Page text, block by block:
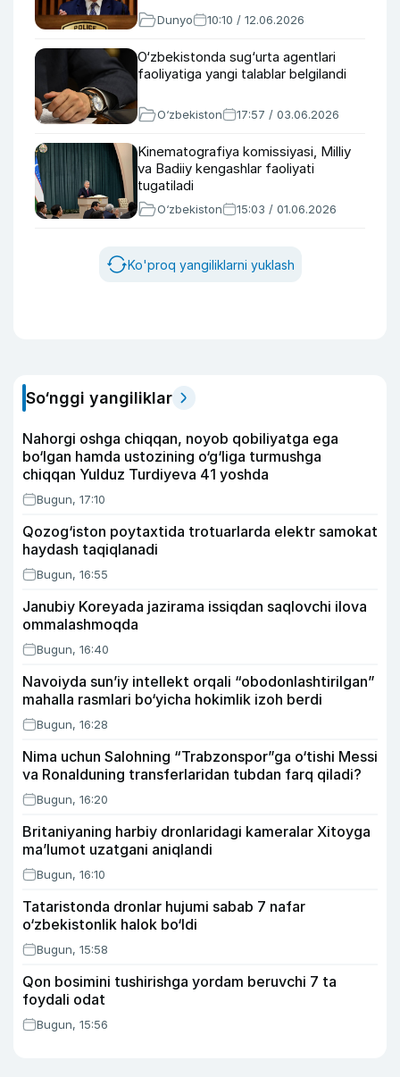
Dunyo 10:10 / 12.06.2026
O‘zbekistonda sug‘urta agentlari
faoliyatiga yangi talablar belgilandi
O‘zbekiston 17:57 / 03.06.2026
Kinematografiya komissiyasi, Milliy
va Badiiy kengashlar faoliyati
tugatiladi
O‘zbekiston 15:03 / 01.06.2026
Ko'proq yangiliklarni yuklash
So‘nggi yangiliklar
Nahorgi oshga chiqqan, noyob qobiliyatga ega
bo‘lgan hamda ustozining o‘g‘liga turmushga
chiqqan Yulduz Turdiyeva 41 yoshda
Bugun, 17:10
Qozog‘iston poytaxtida trotuarlarda elektr samokat
haydash taqiqlanadi
Bugun, 16:55
Janubiy Koreyada jazirama issiqdan saqlovchi ilova
ommalashmoqda
Bugun, 16:40
Navoiyda sun’iy intellekt orqali “obodonlashtirilgan”
mahalla rasmlari bo‘yicha hokimlik izoh berdi
Bugun, 16:28
Nima uchun Salohning “Trabzonspor”ga o‘tishi Messi
va Ronalduning transferlaridan tubdan farq qiladi?
Bugun, 16:20
Britaniyaning harbiy dronlaridagi kameralar Xitoyga
ma’lumot uzatgani aniqlandi
Bugun, 16:10
Tataristonda dronlar hujumi sabab 7 nafar
o‘zbekistonlik halok bo‘ldi
Bugun, 15:58
Qon bosimini tushirishga yordam beruvchi 7 ta
foydali odat
Bugun, 15:56